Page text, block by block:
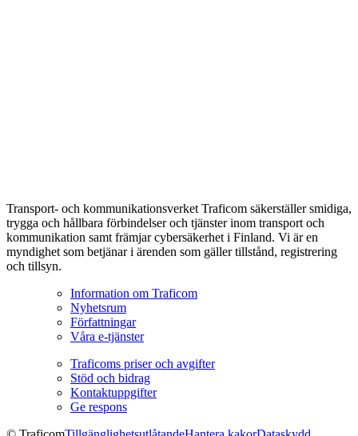
Transport- och kommunikationsverket Traficom säkerställer smidiga,
trygga och hållbara förbindelser och tjänster inom transport och
kommunikation samt främjar cybersäkerhet i Finland. Vi är en
myndighet som betjänar i ärenden som gäller tillstånd, registrering
och tillsyn.
Information om Traficom
Nyhetsrum
Författningar
Våra e-tjänster
Traficoms priser och avgifter
Stöd och bidrag
Kontaktuppgifter
Ge respons